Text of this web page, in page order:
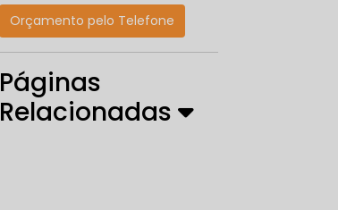
Orçamento pelo Telefone
Páginas
Relacionadas